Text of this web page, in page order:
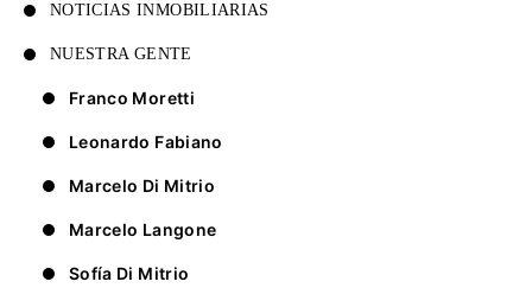
NOTICIAS INMOBILIARIAS
NUESTRA GENTE
Franco Moretti
Leonardo Fabiano
Marcelo Di Mitrio
Marcelo Langone
Sofía Di Mitrio